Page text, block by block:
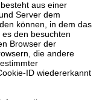
aus einer
Server dem
können, in dem das
den besuchten
Browser der
die andere
ID wiedererkannt